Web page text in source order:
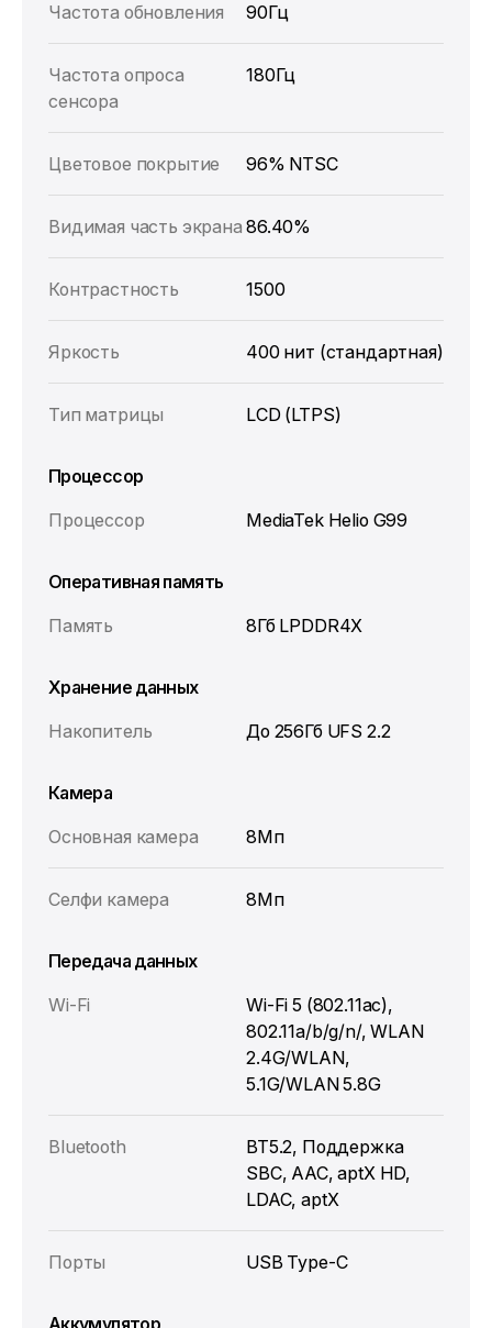
Частота обновления 90Гц
Частота опроса
сенсора
180Гц
Цветовое покрытие 96% NTSC
Видимая часть экрана 86.40%
Контрастность 1500
Яркость 400 нит (стандартная)
Тип матрицы LCD (LTPS)
Процессор
Процессор
MediaTek Helio G99
Оперативная память
Память
8Гб LPDDR4X
Хранение данных
Накопитель
До 256Гб UFS 2.2
Камера
Основная камера
8Мп
Селфи камера 8Мп
Передача данных
Wi-Fi
Wi-Fi 5 (802.11ac),
802.11a/b/g/n/, WLAN
2.4G/WLAN,
5.1G/WLAN 5.8G
Bluetooth
BT5.2, Поддержка
SBC, AAC, aptX HD,
LDAC, aptX
Порты USB Type-C